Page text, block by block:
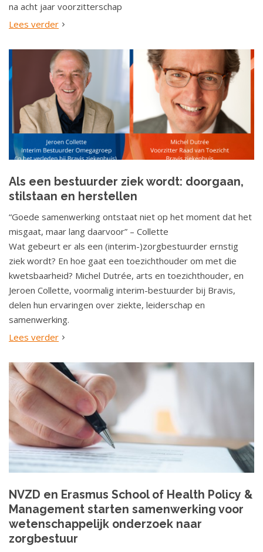
na acht jaar voorzitterschap
Lees verder
Als een bestuurder ziek wordt: doorgaan,
stilstaan en herstellen
“Goede samenwerking ontstaat niet op het moment dat het
misgaat, maar lang daarvoor” – Collette
Wat gebeurt er als een (interim-)zorgbestuurder ernstig
ziek wordt? En hoe gaat een toezichthouder om met die
kwetsbaarheid? Michel Dutrée, arts en toezichthouder, en
Jeroen Collette, voormalig interim-bestuurder bij Bravis,
delen hun ervaringen over ziekte, leiderschap en
samenwerking.
Lees verder
NVZD en Erasmus School of Health Policy &
Management starten samenwerking voor
wetenschappelijk onderzoek naar
zorgbestuur